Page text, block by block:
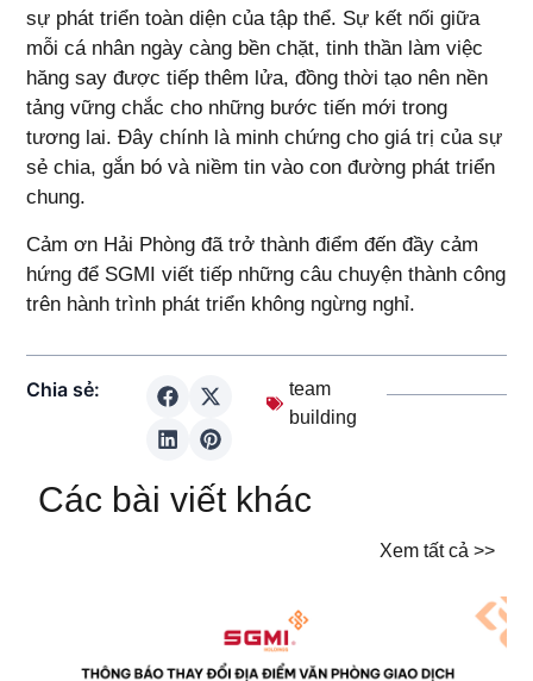
sự phát triển toàn diện của tập thể. Sự kết nối giữa
mỗi cá nhân ngày càng bền chặt, tinh thần làm việc
hăng say được tiếp thêm lửa, đồng thời tạo nên nền
tảng vững chắc cho những bước tiến mới trong
tương lai. Đây chính là minh chứng cho giá trị của sự
sẻ chia, gắn bó và niềm tin vào con đường phát triển
chung.
Cảm ơn Hải Phòng đã trở thành điểm đến đầy cảm
hứng để SGMI viết tiếp những câu chuyện thành công
trên hành trình phát triển không ngừng nghỉ.
Chia sẻ:
team
building
Các bài viết khác
Xem tất cả >>